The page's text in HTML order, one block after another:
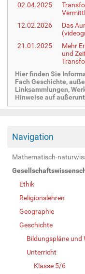
02.04.2025
12.02.2026
Das
21.01.2025
Mehr
und
Hier finden Sie
Fach Geschichte,
Linksammlungen,
Hinweise auf
Navigation
Mathematisch-
Ethik
Religionslehren
Geographie
Geschichte
Bildungspläne und
Unterricht
Klasse 5/6